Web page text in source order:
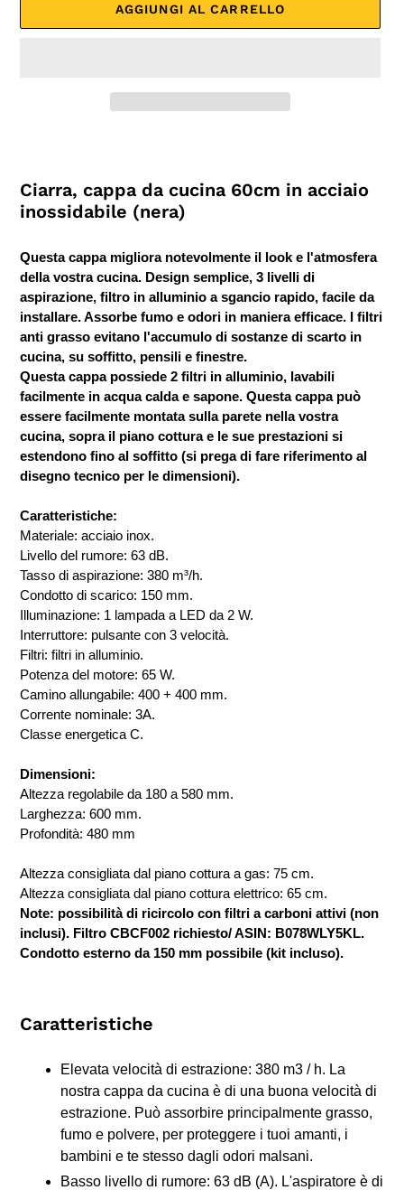
AGGIUNGI AL CARRELLO
nel
carrello
Ciarra, cappa da cucina 60cm in acciaio
inossidabile (nera)
Questa cappa migliora notevolmente il look e l'atmosfera
della vostra cucina. Design semplice, 3 livelli di
aspirazione, filtro in alluminio a sgancio rapido, facile da
installare. Assorbe fumo e odori in maniera efficace. I filtri
anti grasso evitano l'accumulo di sostanze di scarto in
cucina, su soffitto, pensili e finestre.
Questa cappa possiede 2 filtri in alluminio, lavabili
facilmente in acqua calda e sapone. Questa cappa può
essere facilmente montata sulla parete nella vostra
cucina, sopra il piano cottura e le sue prestazioni si
estendono fino al soffitto (si prega di fare riferimento al
disegno tecnico per le dimensioni).
Caratteristiche:
Materiale: acciaio inox.
Livello del rumore: 63 dB.
Tasso di aspirazione: 380 m³/h.
Condotto di scarico: 150 mm.
Illuminazione: 1 lampada a LED da 2 W.
Interruttore: pulsante con 3 velocità.
Filtri: filtri in alluminio.
Potenza del motore: 65 W.
Camino allungabile: 400 + 400 mm.
Corrente nominale: 3A.
Classe energetica C.
Dimensioni:
Altezza regolabile da 180 a 580 mm.
Larghezza: 600 mm.
Profondità: 480 mm
Altezza consigliata dal piano cottura a gas: 75 cm.
Altezza consigliata dal piano cottura elettrico: 65 cm.
Note: possibilità di ricircolo con filtri a carboni attivi (non
inclusi). Filtro CBCF002 richiesto/ ASIN: B078WLY5KL.
Condotto esterno da 150 mm possibile (kit incluso).
Caratteristiche
Elevata velocità di estrazione: 380 m3 / h. La
nostra cappa da cucina è di una buona velocità di
estrazione. Può assorbire principalmente grasso,
fumo e polvere, per proteggere i tuoi amanti, i
bambini e te stesso dagli odori malsani.
Basso livello di rumore: 63 dB (A). L'aspiratore è di